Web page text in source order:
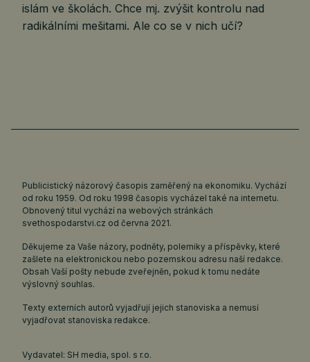
islám ve školách. Chce mj. zvýšit kontrolu nad
radikálními mešitami. Ale co se v nich učí?
Publicistický názorový časopis zaměřený na ekonomiku. Vychází
od roku 1959. Od roku 1998 časopis vycházel také na internetu.
Obnovený titul vychází na webových stránkách
svethospodarstvi.cz od června 2021.
Děkujeme za Vaše názory, podněty, polemiky a příspěvky, které
zašlete na elektronickou nebo pozemskou adresu naší redakce.
Obsah Vaší pošty nebude zveřejněn, pokud k tomu nedáte
výslovný souhlas.
Texty externích autorů vyjadřují jejich stanoviska a nemusí
vyjadřovat stanoviska redakce.
Vydavatel: SH media, spol. s r.o.